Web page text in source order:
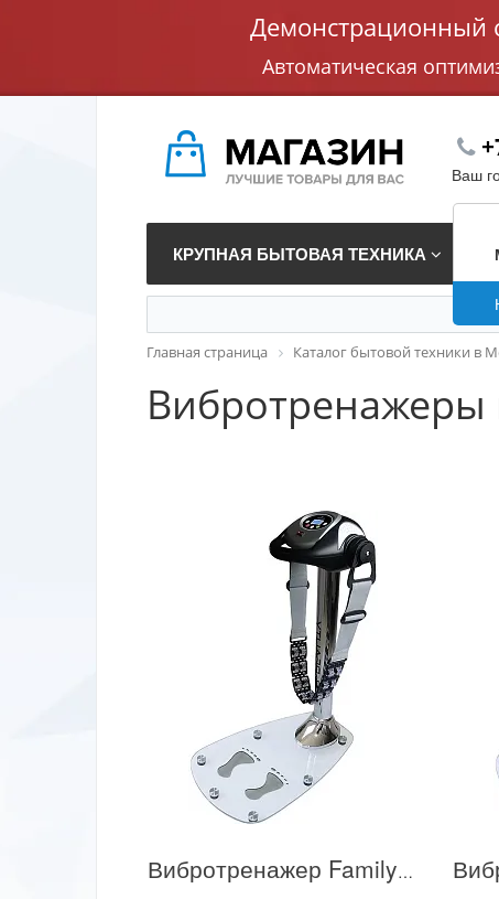
Демонстрационный
Автоматическая
Ваш
КРУПНАЯ БЫТОВАЯ ТЕХНИКА
Главная страница Каталог бытовой техники в
Вибротренажеры
Вибротренажер Family 135 E в Москве